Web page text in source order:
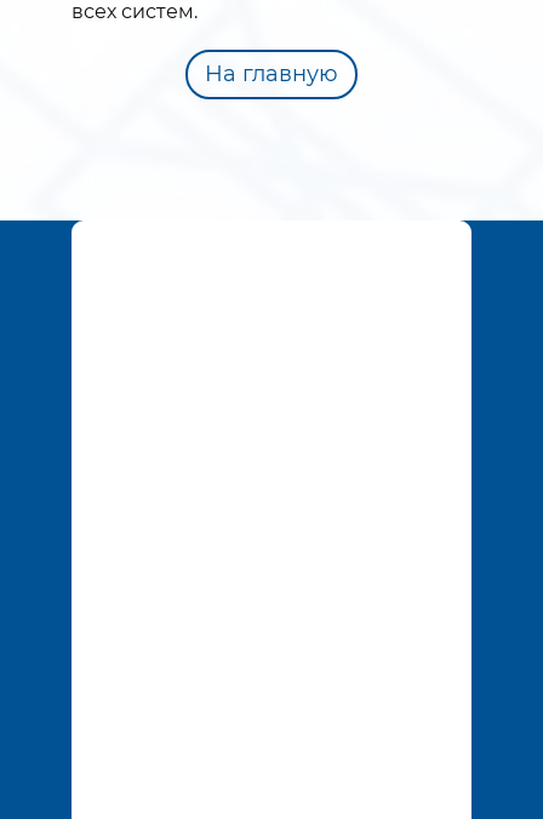
всех систем.
На главную